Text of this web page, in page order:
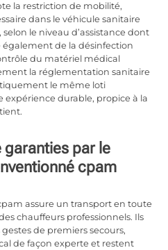
la restriction de mobilité,
dans le véhicule sanitaire
le niveau d’assistance dont
également de la désinfection
du matériel médical
la réglementation sanitaire
le même loti
durable, propice à la
garanties par le
cpam
assure un transport en toute
chauffeurs professionnels. Ils
de premiers secours,
de façon experte et restent